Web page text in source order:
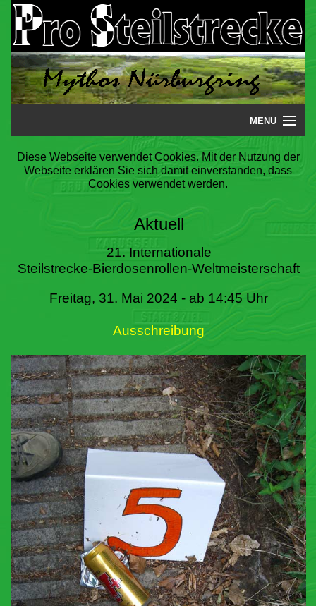
MENU
Startseite
Steilstrecke
Literatur
Termine
Diese Webseite verwendet Cookies. Mit der Nutzung der
Webseite erklären Sie sich damit einverstanden, dass
Cookies verwendet werden.
Aktuell
21. Internationale
Steilstrecke-Bierdosenrollen-Weltmeisterschaft
Freitag, 31. Mai 2024 - ab 14:45 Uhr
Ausschreibung